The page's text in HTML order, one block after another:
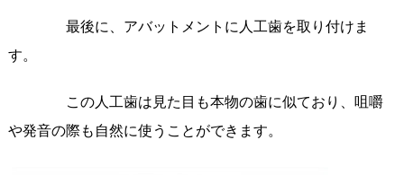
最後に、アバットメントに人工歯を取り付けま
す。
この人工歯は見た目も本物の歯に似ており、咀嚼
や発音の際も自然に使うことができます。